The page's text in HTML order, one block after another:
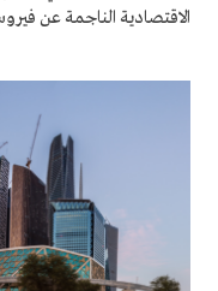
الاقتصادية الناجمة عن